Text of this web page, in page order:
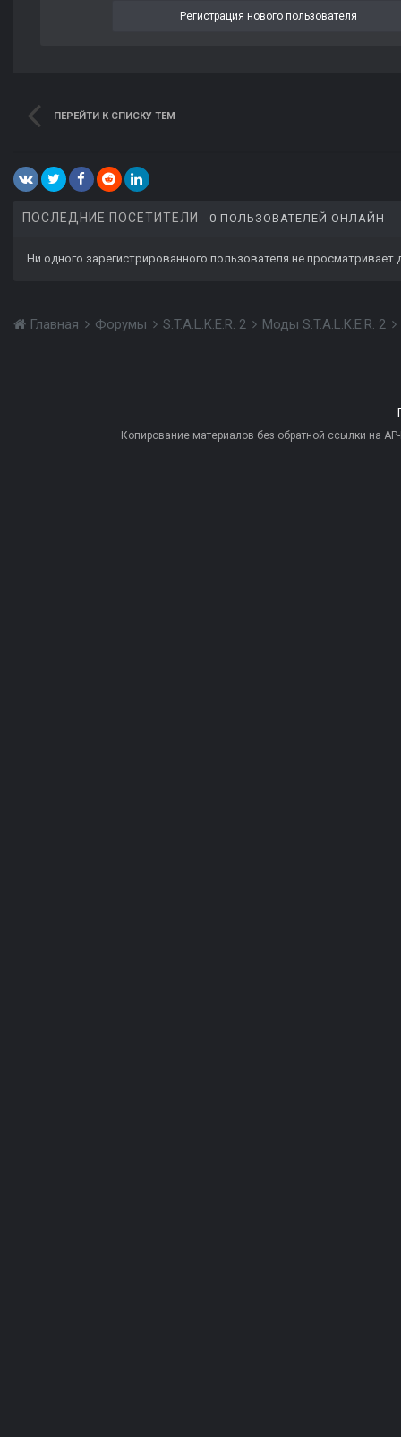
Регистрация нового пользователя
ПЕРЕЙТИ К СПИСКУ ТЕМ
ПОСЛЕДНИЕ ПОСЕТИТЕЛИ 0 ПОЛЬЗОВАТЕЛЕЙ ОНЛАЙН
Ни одного зарегистрированного пользователя не просматривает
Главная Форумы S.T.A.L.K.E.R. 2 Моды S.T.A.L.K.E.R. 2
Копирование материалов без обратной ссылки на